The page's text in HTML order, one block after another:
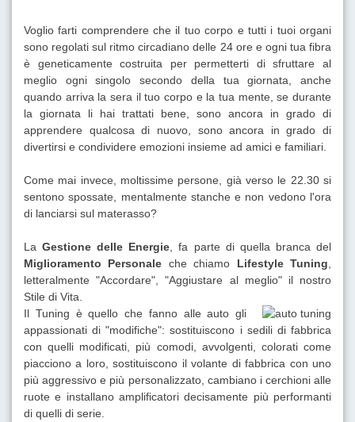
Voglio farti comprendere che il tuo corpo e tutti i tuoi organi
sono regolati sul ritmo circadiano delle 24 ore e ogni tua fibra
è geneticamente costruita per permetterti di sfruttare al
meglio ogni singolo secondo della tua giornata, anche
quando arriva la sera il tuo corpo e la tua mente, se durante
la giornata li hai trattati bene, sono ancora in grado di
apprendere qualcosa di nuovo, sono ancora in grado di
divertirsi e condividere emozioni insieme ad amici e familiari.
Come mai invece, moltissime persone, già verso le 22.30 si
sentono spossate, mentalmente stanche e non vedono l'ora
di lanciarsi sul materasso?
LaGestione delle Energie , fa parte di quella branca del
Miglioramento Personale che chiamo Lifestyle Tuning
letteralmente "Accordare", "Aggiustare al meglio" il nostro
Stile di Vita.
Il Tuning è quello che fanno alle auto gli
appassionati di "modifiche": sostituiscono i sedili di fabbrica
con quelli modificati, più comodi, avvolgenti, colorati come
piacciono a loro, sostituiscono il volante di fabbrica con uno
più aggressivo e più personalizzato, cambiano i cerchioni alle
ruote e installano amplificatori decisamente più performanti
di quelli di serie.